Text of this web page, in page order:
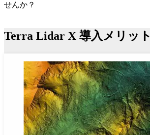
せんか？
Terra Lidar X 導入メリット